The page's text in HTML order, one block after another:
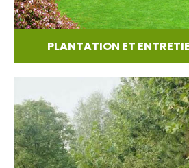
PLANTATION ET